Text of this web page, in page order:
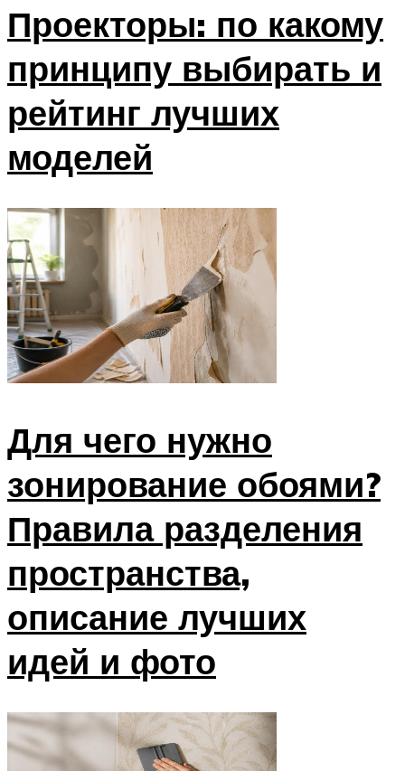
Проекторы: по какому
принципу выбирать и
рейтинг лучших
моделей
Для чего нужно
зонирование обоями?
Правила разделения
пространства,
описание лучших
идей и фото